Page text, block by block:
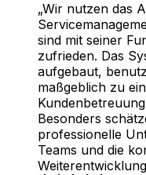
Wir nutzen das
sind mit seiner
zufrieden. Das
aufgebaut,
maßgeblich zu
Besonders
professionelle
Teams und die